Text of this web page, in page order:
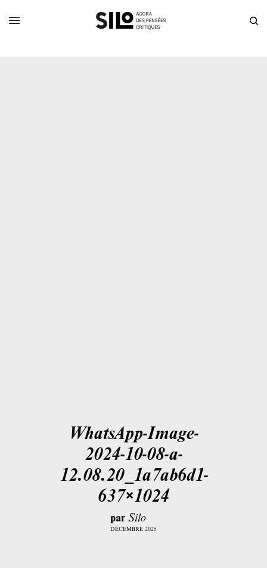
WhatsApp-Image-
2024-10-08-a-
12.08.20_1a7ab6d1-
637×1024
par Silo
DÉCEMBRE 2025